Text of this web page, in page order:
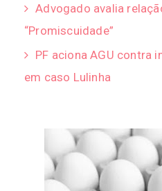
Advogado avalia
“Promiscuidade”
PF aciona AGU contra
em caso Lulinha